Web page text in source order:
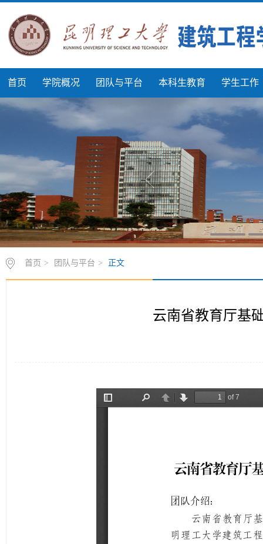
首页 学院概况 团队与平台 本科生教育 学生工作
首页 > 团队与平台 > 正文
云南省教育厅基